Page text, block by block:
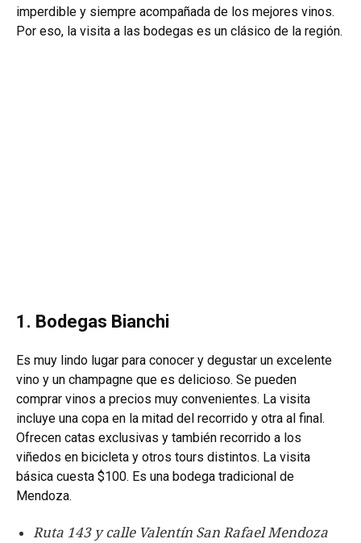
imperdible y siempre acompañada de los mejores vinos.
Por eso, la visita a las bodegas es un clásico de la región.
1. Bodegas Bianchi
Es muy lindo lugar para conocer y degustar un excelente
vino y un champagne que es delicioso. Se pueden
comprar vinos a precios muy convenientes. La visita
incluye una copa en la mitad del recorrido y otra al final.
Ofrecen catas exclusivas y también recorrido a los
viñedos en bicicleta y otros tours distintos. La visita
básica cuesta $100. Es una bodega tradicional de
Mendoza.
Ruta 143 y calle Valentín San Rafael Mendoza